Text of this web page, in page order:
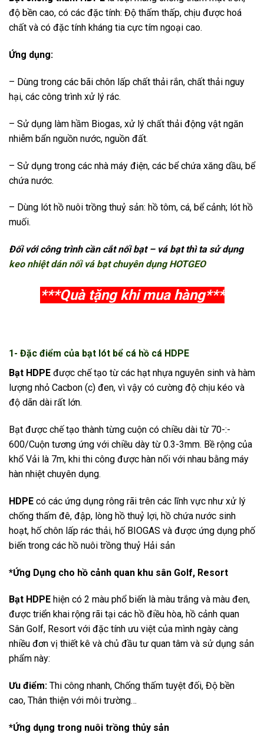
độ bền cao, có các đặc tính: Độ thấm thấp, chịu được hoá
chất và có đặc tính kháng tia cực tím ngoại cao.
Ứng dụng:
– Dùng trong các bãi chôn lấp chất thải rắn, chất thải nguy
hại, các công trình xử lý rác.
– Sử dụng làm hầm Biogas, xử lý chất thải động vật ngăn
nhiễm bẩn nguồn nước, nguồn đất.
– Sử dụng trong các nhà máy điện, các bể chứa xăng dầu, bể
chứa nước.
– Dùng lót hồ nuôi trồng thuỷ sản: hồ tôm, cá, bể cảnh; lót hồ
muối.
Đối với công trình cần cắt nối bạt – vá bạt thì ta sử dụng
keo nhiệt dán nối vá bạt chuyên dụng HOTGEO
***Quà tặng khi mua hàng***
1- Đặc điểm của bạt lót bể cá hồ cá HDPE
Bạt HDPE được chế tạo từ các hạt nhựa nguyên sinh và hàm
lượng nhỏ Cacbon (c) đen, vì vậy có cường độ chịu kéo và
độ dãn dài rất lớn.
Bạt được chế tạo thành từng cuộn có chiều dài từ 70-:-
600/Cuộn tương ứng với chiều dày từ 0.3-3mm. Bề rộng của
khổ Vải là 7m, khi thi công được hàn nối với nhau bằng máy
hàn nhiệt chuyên dụng.
HDPE có các ứng dụng rông rãi trên các lĩnh vực như xử lý
chống thấm đê, đập, lòng hồ thuỷ lợi, hồ chứa nước sinh
hoạt, hố chôn lấp rác thải, hố BIOGAS và được ứng dụng phố
biến trong các hồ nuôi trồng thuỷ Hải sản
*Ứng Dụng cho hồ cảnh quan khu sân Golf, Resort
Bạt HDPE hiện có 2 màu phổ biến là màu trắng và màu đen,
được triển khai rộng rãi tại các hồ điều hòa, hồ cảnh quan
Sân Golf, Resort với đặc tính ưu việt của mình ngày càng
nhiều đơn vị thiết kê và chủ đầu tư quan tâm và sử dụng sản
phẩm này:
Ưu điểm: Thi công nhanh, Chống thấm tuyệt đối, Độ bền
cao, Thân thiện với môi trường…
*Ứng dụng trong nuôi trồng thủy sản